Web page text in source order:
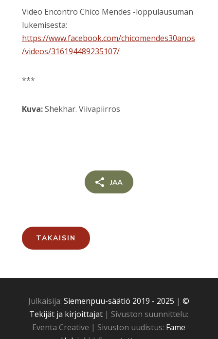
Video Encontro Chico Mendes -loppulausuman
lukemisesta:
https://www.facebook.com/chicomendes30anos
/videos/316194489235107/
***
Kuva:Shekhar. Viivapiirros
TAKAISIN
Julkaisija:Siemenpuu-säätiö 2019 - 2025 |©
Tekijät ja kirjoittajat | Sivuston suunnittelu:
Eventa Creative | Sivuston uudistus: Fame